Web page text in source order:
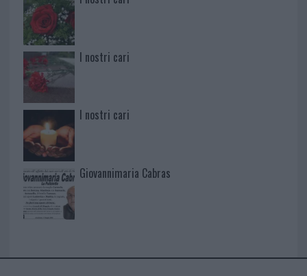
I nostri cari
I nostri cari
Giovannimaria Cabras